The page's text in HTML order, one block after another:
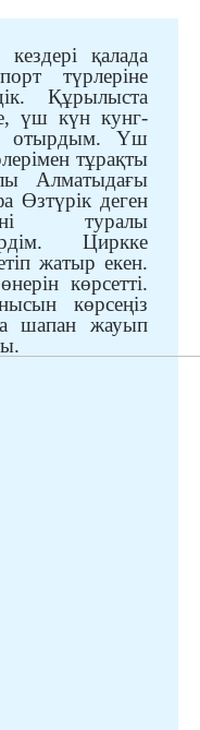
қалада
түрлеріне
Құрылыста
үш күн кунг-
отырдым. Үш
тұрақты
Алматыдағы
Өзтүрік деген
туралы
Циркке
жатыр екен.
көрсетті.
көрсеңіз
шапан жауып